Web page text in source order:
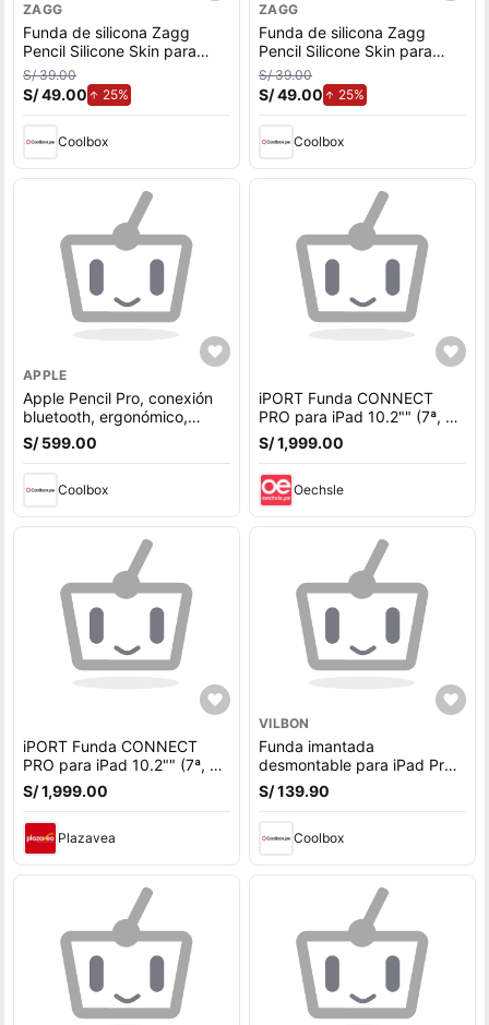
ZAGG
Funda de silicona Zagg
Pencil Silicone Skin para
Apple Pencil, diseño
ergonómico, protección
contra desgaste, blanco
S/ 39.00
S/ 49.00 25%
Coolbox
ZAGG
Funda de silicona Zagg
Pencil Silicone Skin para
Apple Pencil, diseño
ergonómico, protección
contra desgaste, negro
S/ 39.00
S/ 49.00 25%de aumento.
Coolbox
APPLE
Apple Pencil Pro, conexión
bluetooth, ergonómico,
compatible con iPad Pro de
11"" y 13"" (M4) y iPad Air
S/ 599.00
Coolbox
iPORT Funda CONNECT
PRO para iPad 10.2"" (7ª, 8ª
y 9ª Gen) - Protección
contra caídas,
S/ 1,999.00
Oechsle
iPORT Funda CONNECT
PRO para iPad 10.2"" (7ª, 8ª
y 9ª Gen) - Protección
contra caídas,
S/ 1,999.00
Plazavea
VILBON
Funda imantada
desmontable para iPad Pro
11"" (2024), tapa
multifuncional, ranura para
S/ 139.90
Coolbox